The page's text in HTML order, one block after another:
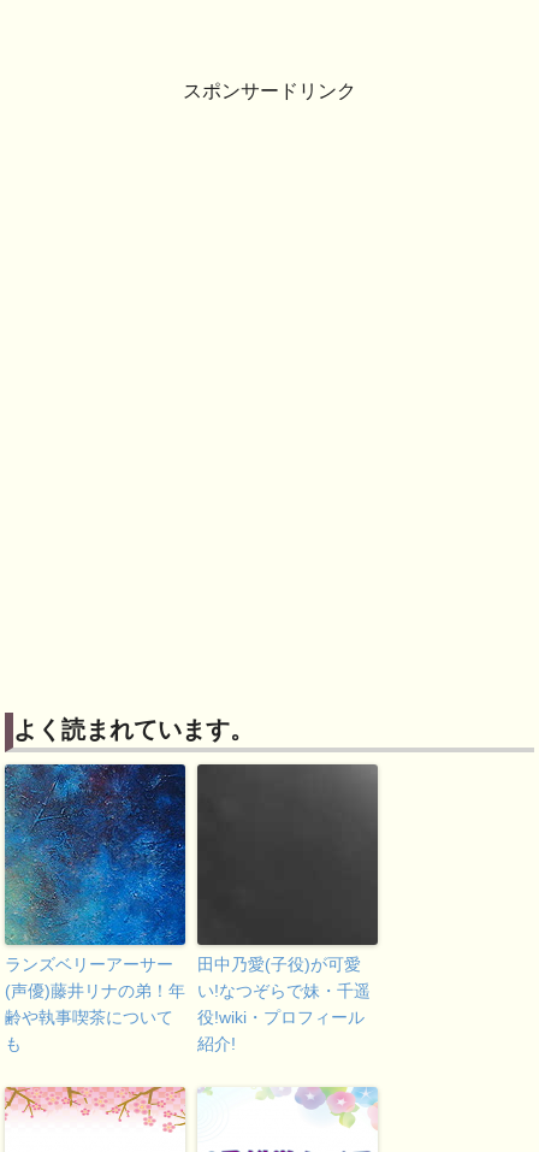
スポンサードリンク
よく読まれています。
ランズベリーアーサー
(声優)藤井リナの弟！年
齢や執事喫茶について
も
田中乃愛(子役)が可愛
い!なつぞらで妹・千遥
役!wiki・プロフィール
紹介!